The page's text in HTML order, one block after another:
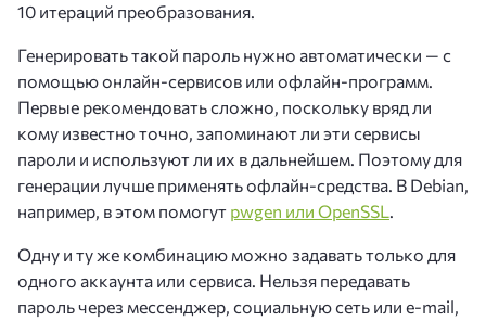
10 итераций преобразования.
Генерировать такой пароль нужно автоматически — с
помощью онлайн-сервисов или офлайн-программ.
Первые рекомендовать сложно, поскольку вряд ли
кому известно точно, запоминают ли эти сервисы
пароли и используют ли их в дальнейшем. Поэтому для
генерации лучше применять офлайн-средства. В Debian,
например, в этом помогут pwgen или OpenSSL.
Одну и ту же комбинацию можно задавать только для
одного аккаунта или сервиса. Нельзя передавать
пароль через мессенджер, социальную сеть или e-mail,